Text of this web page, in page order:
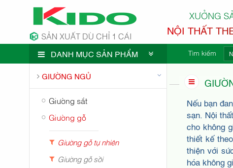
SẢN XUẤT DÙ CHỈ 1 CÁI
XƯỞNG
NỘI THẤT
DANH MỤC SẢN PHẨM Tìm kiếm
CÔNG
GIƯỜNG NGỦ
Giường sắt
Giường gỗ
Giường gỗ tự nhiên
Giường gỗ sồi
Nếu bạn
sạn. Nội
cho không
thiết kế
thiện với
hóa không